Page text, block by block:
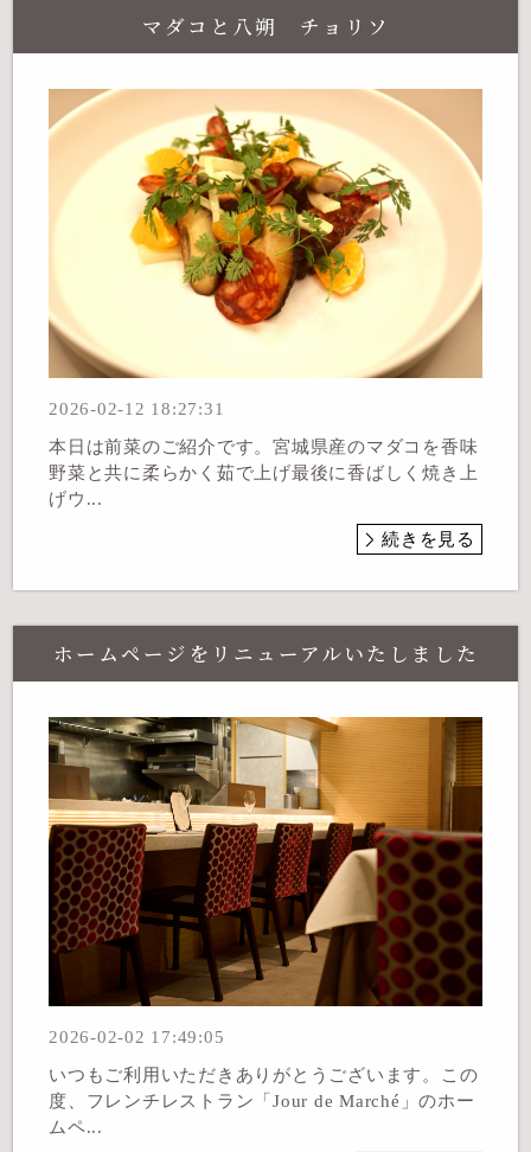
マダコと八朔 チョリソ
2026-02-12 18:27:31
本日は前菜のご紹介です。宮城県産のマダコを香味
野菜と共に柔らかく茹で上げ最後に香ばしく焼き上
げウ...
続きを見る
ホームページをリニューアルいたしました
2026-02-02 17:49:05
いつもご利用いただきありがとうございます。この
度、フレンチレストラン「Jour de Marché」のホー
ムペ...